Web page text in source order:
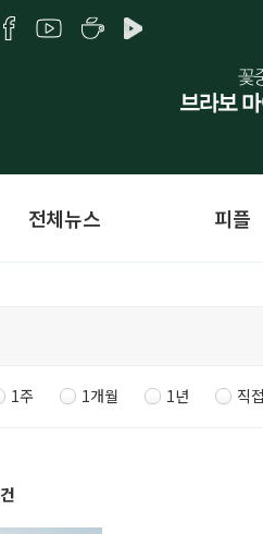
전체뉴스 피플
1주 1개월 1년 직
건